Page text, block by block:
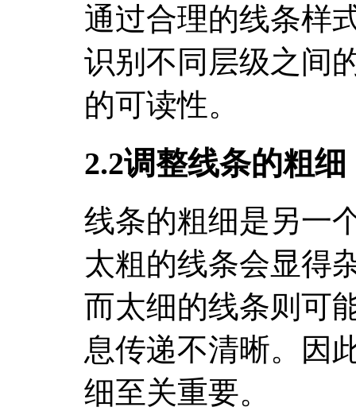
通过合理的线条样
识别不同层级之间
的可读性。
2.2调整线条的粗细
线条的粗细是另一
太粗的线条会显得
而太细的线条则可
息传递不清晰。因
细至关重要。